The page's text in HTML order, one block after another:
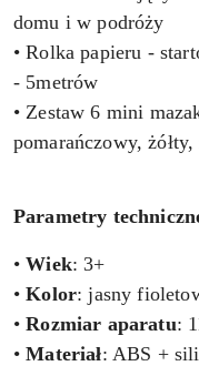
domu i w podróży
• Rolka papieru -
- 5metrów
• Zestaw 6 mini
pomarańczowy,
Parametry
•Wiek: 3+
•Kolor: jasny
•Rozmiar aparatu:
•Materiał: ABS +